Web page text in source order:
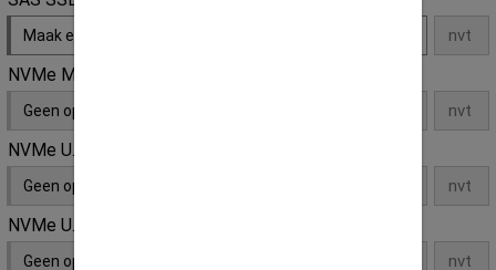
Maak een keuze
NVMe M.2 SSD
Geen opties
NVMe U.2 SSD
Geen opties
NVMe U.3 SSD
Geen opties